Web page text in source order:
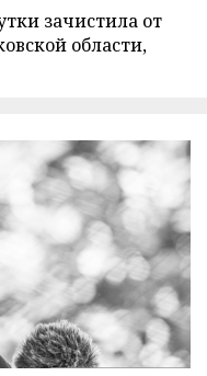
зачистила от
области,